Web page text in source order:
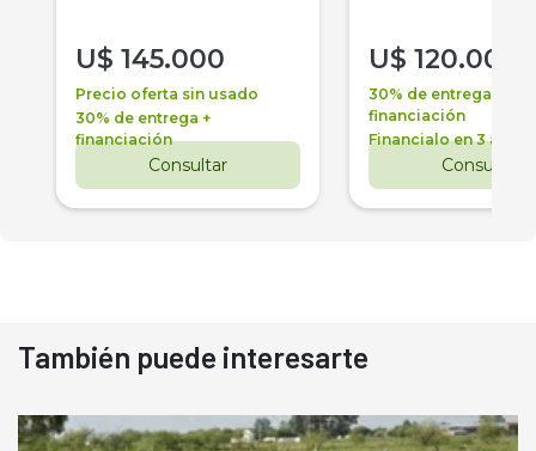
U$ 145.000
Precio oferta sin usado
30% de entrega +
financiación
Consultar
U$ 120.000
30% de entrega +
financiación
Financialo en 3 años
Consultar
También puede interesarte